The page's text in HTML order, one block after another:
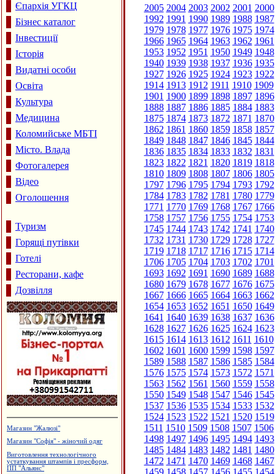
Єпархія УГКЦ
Бізнес каталог
Інвестиції
Історія
Видатні особи
Освіта
Культура
Медицина
Коломийське МБТІ
Місто. Влада
Фотогалерея
Відео
Оголошення
Туризм
Горящі путівки
Готелі
Ресторани, кафе
Дозвілля
Магазин "Жалюзі"
Магазин "Софія" - жіночий одяг
Виготовлення технологічного
устаткування штампів і пресформ,
ПП "Альянс"
2005 2004 2003 2002 2001 2000
1992 1991 1990 1989 1988 1987
1979 1978 1977 1976 1975 1974
1966 1965 1964 1963 1962 1961
1953 1952 1951 1950 1949 1948
1940 1939 1938 1937 1936 1935
1927 1926 1925 1924 1923 1922
1914 1913 1912 1911 1910 1909
1901 1900 1899 1898 1897 1896
1888 1887 1886 1885 1884 1883
1875 1874 1873 1872 1871 1870
1862 1861 1860 1859 1858 1857
1849 1848 1847 1846 1845 1844
1836 1835 1834 1833 1832 1831
1823 1822 1821 1820 1819 1818
1810 1809 1808 1807 1806 1805
1797 1796 1795 1794 1793 1792
1784 1783 1782 1781 1780 1779
1771 1770 1769 1768 1767 1766
1758 1757 1756 1755 1754 1753
1745 1744 1743 1742 1741 1740
1732 1731 1730 1729 1728 1727
1719 1718 1717 1716 1715 1714
1706 1705 1704 1703 1702 1701
1693 1692 1691 1690 1689 1688
1680 1679 1678 1677 1676 1675
1667 1666 1665 1664 1663 1662
1654 1653 1652 1651 1650 1649
1641 1640 1639 1638 1637 1636
1628 1627 1626 1625 1624 1623
1615 1614 1613 1612 1611 1610
1602 1601 1600 1599 1598 1597
1589 1588 1587 1586 1585 1584
1576 1575 1574 1573 1572 1571
1563 1562 1561 1560 1559 1558
1550 1549 1548 1547 1546 1545
1537 1536 1535 1534 1533 1532
1524 1523 1522 1521 1520 1519
1511 1510 1509 1508 1507 1506
1498 1497 1496 1495 1494 1493
1485 1484 1483 1482 1481 1480
1472 1471 1470 1469 1468 1467
1459 1458 1457 1456 1455 1454